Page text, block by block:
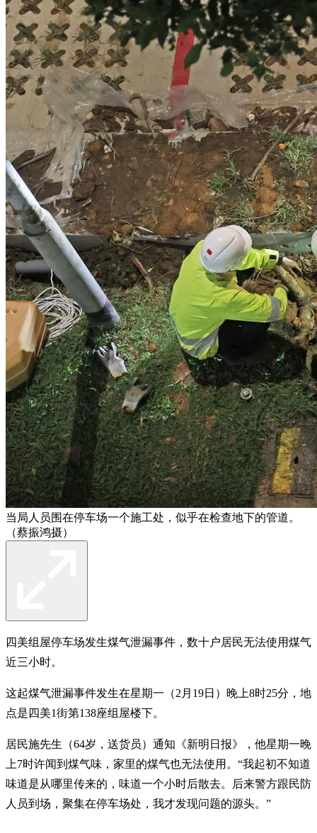
当局人员围在停车场一个施工处，似乎在检查地下的管道。
（蔡振鸿摄）
四美组屋停车场发生煤气泄漏事件，数十户居民无法使用煤气
近三小时。
这起煤气泄漏事件发生在星期一（2月19日）晚上8时25分，地
点是四美1街第138座组屋楼下。
居民施先生（64岁，送货员）通知《新明日报》，他星期一晚
上7时许闻到煤气味，家里的煤气也无法使用。“我起初不知道
味道是从哪里传来的，味道一个小时后散去。后来警方跟民防
人员到场，聚集在停车场处，我才发现问题的源头。”